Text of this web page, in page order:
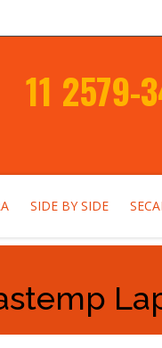
11 2579-
SIDE BY SIDE